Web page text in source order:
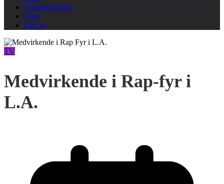
Underholdning
Quiz
Om os
TV
Medvirkende i Rap-fyr i
L.A.